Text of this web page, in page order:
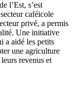
l’Est, s’est
caféicole
privé, a permis
Une initiative
a aidé les petits
une agriculture
revenus et